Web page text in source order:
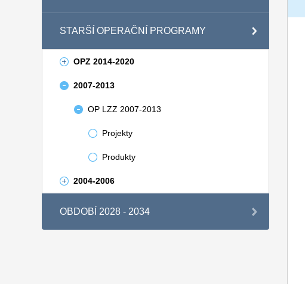
STARŠÍ OPERAČNÍ PROGRAMY
OPZ 2014-2020
2007-2013
OP LZZ 2007-2013
Projekty
Produkty
2004-2006
OBDOBÍ 2028 - 2034